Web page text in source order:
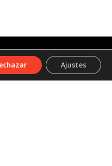
Ajustes